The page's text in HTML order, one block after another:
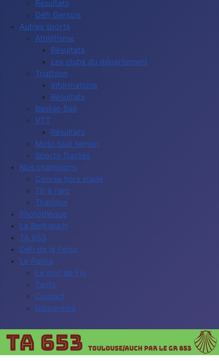
Résultats
Défi Gersois
Autres sports
Athlétisme
Résultats
Les clubs du département
Triathlon
Informations
Résultats
Basket-Ball
VTT
Résultats
Moto tout terrain
Sports Tractés
Nos champions
Course hors stade
Tir à l'arc
Triathlon
Photothèque
La Barklauch
TA 653
Défi de la Ferso
Le Pailha
Le mot de Flo
Tarifs
Contact
Diaporama